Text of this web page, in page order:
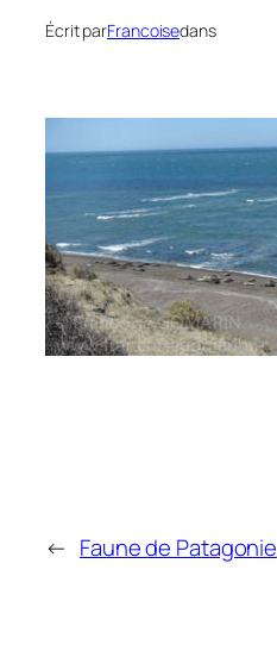
Écrit parFrancoisedans
← Faune de Patagonie